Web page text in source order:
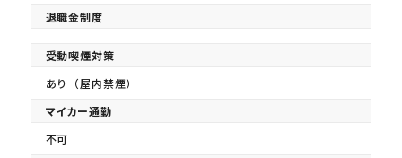
退職金制度
受動喫煙対策
あり（屋内禁煙）
マイカー通勤
不可